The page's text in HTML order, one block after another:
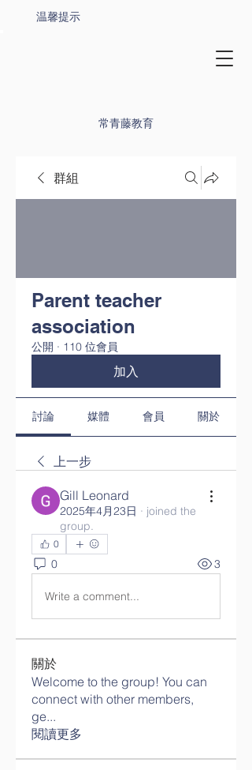
常青藤教育
温馨提示
群組
Parent teacher
association
公開 · 110 位會員
加入
討論 媒體 會員 關於
上一步
Gill Leonard
2025年4月23日 · joined the
group.
0
0 3
Write a comment...
關於
Welcome to the group! You can
connect with other members,
ge...
閱讀更多